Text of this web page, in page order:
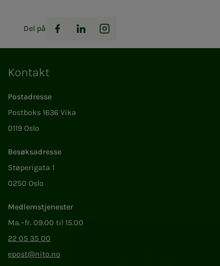
Del på
Facebook
LinkedInInstagram
Kontakt
Postadresse
Postboks 1636 Vika
0119 Oslo
Besøksadresse
Støperigata 1
0250 Oslo
Medlemstjenester
Ma.–fr. 09.00 til 15.00
22 05 35 00
epost@nito.no